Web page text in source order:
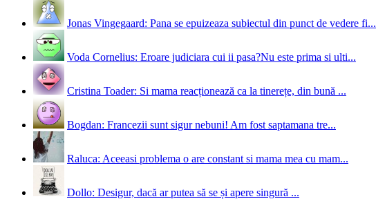
Jonas Vingegaard: Pana se epuizeaza subiectul din punct de vedere fi...
Voda Cornelius: Eroare judiciara cui ii pasa?Nu este prima si ulti...
Cristina Toader: Si mama reacționează ca la tinerețe, din bună ...
Bogdan: Francezii sunt sigur nebuni! Am fost saptamana tre...
Raluca: Aceeasi problema o are constant si mama mea cu mam...
Dollo: Desigur, dacă ar putea să se și apere singură ...